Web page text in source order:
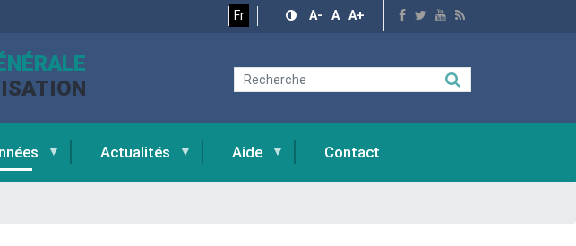
A- A A+
Fr
Actualités Aide Contact